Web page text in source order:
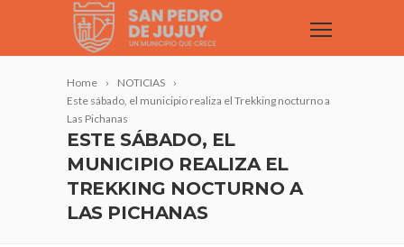
Home
NOTICIAS
Este sábado, el municipio realiza el Trekking nocturno a
Las Pichanas
ESTE SÁBADO, EL
MUNICIPIO REALIZA EL
TREKKING NOCTURNO A
LAS PICHANAS